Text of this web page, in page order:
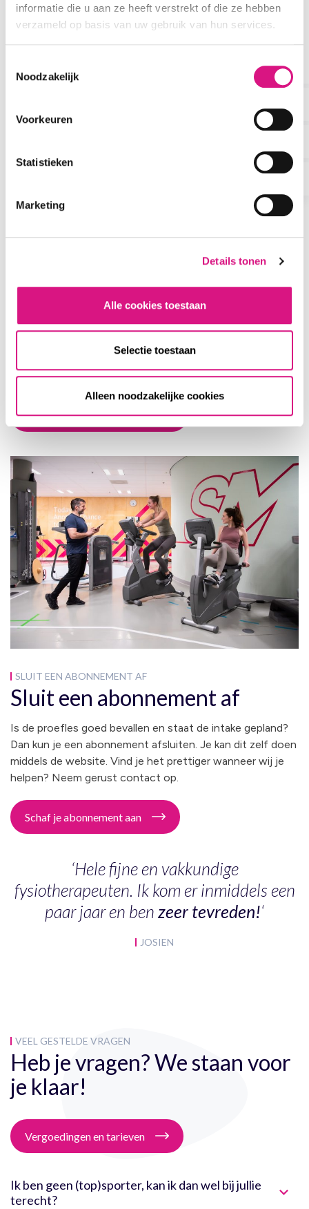
informatie die u aan ze heeft verstrekt of die ze hebben
verzameld op basis van uw gebruik van hun services.
Noodzakelijk
Voorkeuren
Statistieken
Marketing
Details tonen
Alle cookies toestaan
Selectie toestaan
Alleen noodzakelijke cookies
PLAN EEN INTAKE
We zijn volop bezig met de vernieuwing van ons aanbod.
Vanaf 1 oktober openen we een compleet nieuwe zaal
vlakken aan je gezondheid kunt werken. Daarom is een
proefles nu tijdelijk niet mogelijk.
openingsactie? Mail ons opsporten@smc-tilburg.nl
ons, we vertellen je er graag meer over!
Plan een intake FysioSport
SLUIT EEN ABONNEMENT AF
Sluit een abonnement af
Is de proefles goed bevallen en staat de intake gepland?
Dan kun je een abonnement afsluiten. Je kan dit zelf doen
middels de website. Vind je het prettiger wanneer wij je
helpen? Neem gerust contact op.
Schaf je abonnement aan
‘Hele fijne en vakkundige
fysiotherapeuten. Ik kom er inmiddels een
paar jaar en ben zeer tevreden!‘
JOSIEN
VEEL GESTELDE VRAGEN
Heb je vragen? We staan voor
je klaar!
Vergoedingen en tarieven
Ik ben geen (top)sporter, kan ik dan wel bij jullie
terecht?